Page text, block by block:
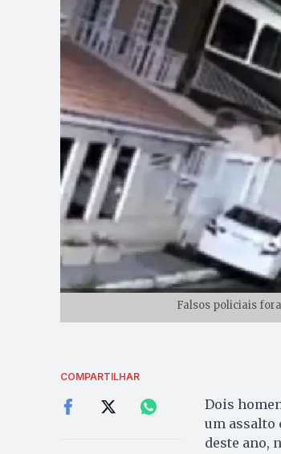
Falsos policiais
COMPARTILHAR
Dois
um assalto
deste ano,